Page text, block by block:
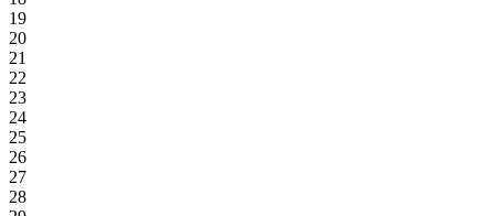
19
20
21
22
23
24
25
26
27
28